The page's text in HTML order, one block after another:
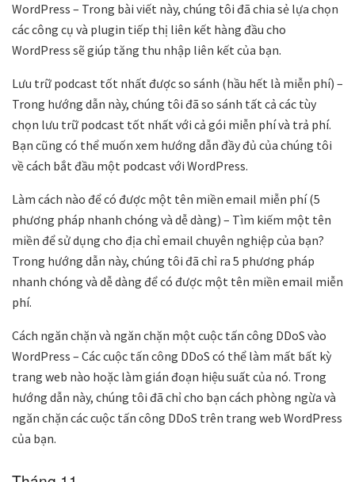
WordPress – Trong bài viết này, chúng tôi đã chia sẻ lựa chọn
các công cụ và plugin tiếp thị liên kết hàng đầu cho
WordPress sẽ giúp tăng thu nhập liên kết của bạn.
Lưu trữ podcast tốt nhất được so sánh (hầu hết là miễn phí) –
Trong hướng dẫn này, chúng tôi đã so sánh tất cả các tùy
chọn lưu trữ podcast tốt nhất với cả gói miễn phí và trả phí.
Bạn cũng có thể muốn xem hướng dẫn đầy đủ của chúng tôi
về cách bắt đầu một podcast với WordPress.
Làm cách nào để có được một tên miền email miễn phí (5
phương pháp nhanh chóng và dễ dàng) – Tìm kiếm một tên
miền để sử dụng cho địa chỉ email chuyên nghiệp của bạn?
Trong hướng dẫn này, chúng tôi đã chỉ ra 5 phương pháp
nhanh chóng và dễ dàng để có được một tên miền email miễn
phí.
Cách ngăn chặn và ngăn chặn một cuộc tấn công DDoS vào
WordPress – Các cuộc tấn công DDoS có thể làm mất bất kỳ
trang web nào hoặc làm gián đoạn hiệu suất của nó. Trong
hướng dẫn này, chúng tôi đã chỉ cho bạn cách phòng ngừa và
ngăn chặn các cuộc tấn công DDoS trên trang web WordPress
của bạn.